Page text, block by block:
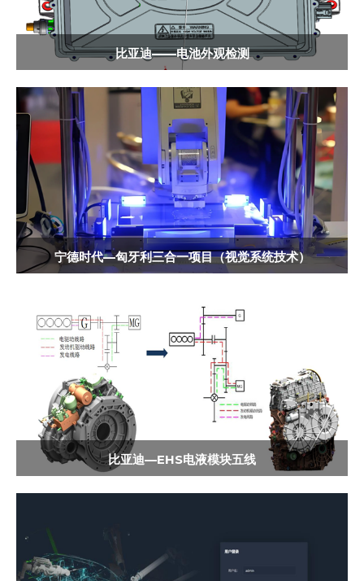
比亚迪——电池外观检测
宁德时代—匈牙利三合一项目（视觉系统技术）
比亚迪—EHS电液模块五线